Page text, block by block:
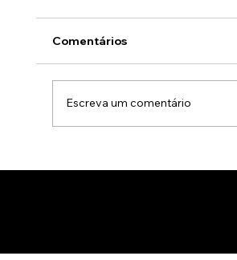
Comentários
Escreva um comentário